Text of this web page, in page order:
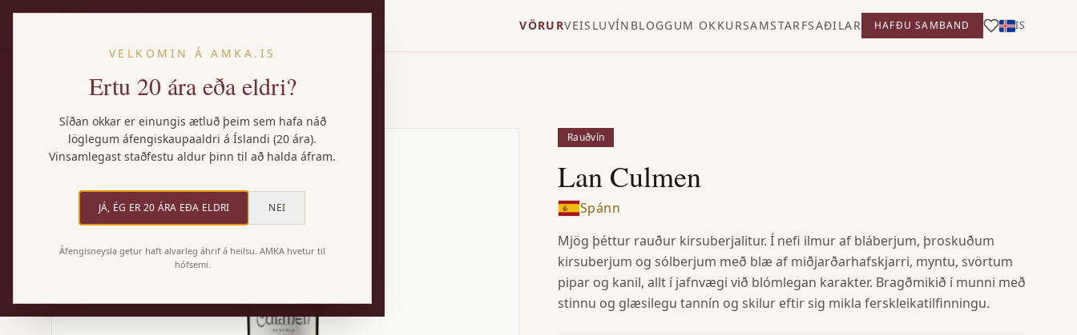
VÖRURVEISLUVÍN BLOGGUM OKKURSAMSTARFSAÐILAR HAFÐU SAMBAND IS
Vörur/Lan Culmen
Rauðvín
Lan Culmen
Spánn
Mjög þéttur rauður kirsuberjalitur. Í nefi ilmur af bláberjum, þroskuðum
kirsuberjum og sólberjum með blæ af miðjarðarhafskjarri, myntu, svörtum
pipar og kanil, allt í jafnvægi við blómlegan karakter. Bragðmikið í munni með
stinnu og glæsilegu tannín og skilur eftir sig mikla ferskleikatilfinningu.
VELKOMIN Á AMKA.IS
Ertu 20 ára eða eldri?
Síðan okkar er einungis ætluð þeim sem hafa náð
löglegum áfengiskaupaaldri á Íslandi (20 ára).
Vinsamlegast staðfestu aldur þinn til að halda áfram.
JÁ, ÉG ER 20 ÁRA EÐA ELDRI NEI
Áfengisneysla getur haft alvarleg áhrif á heilsu. AMKA hvetur til
hófsemi.